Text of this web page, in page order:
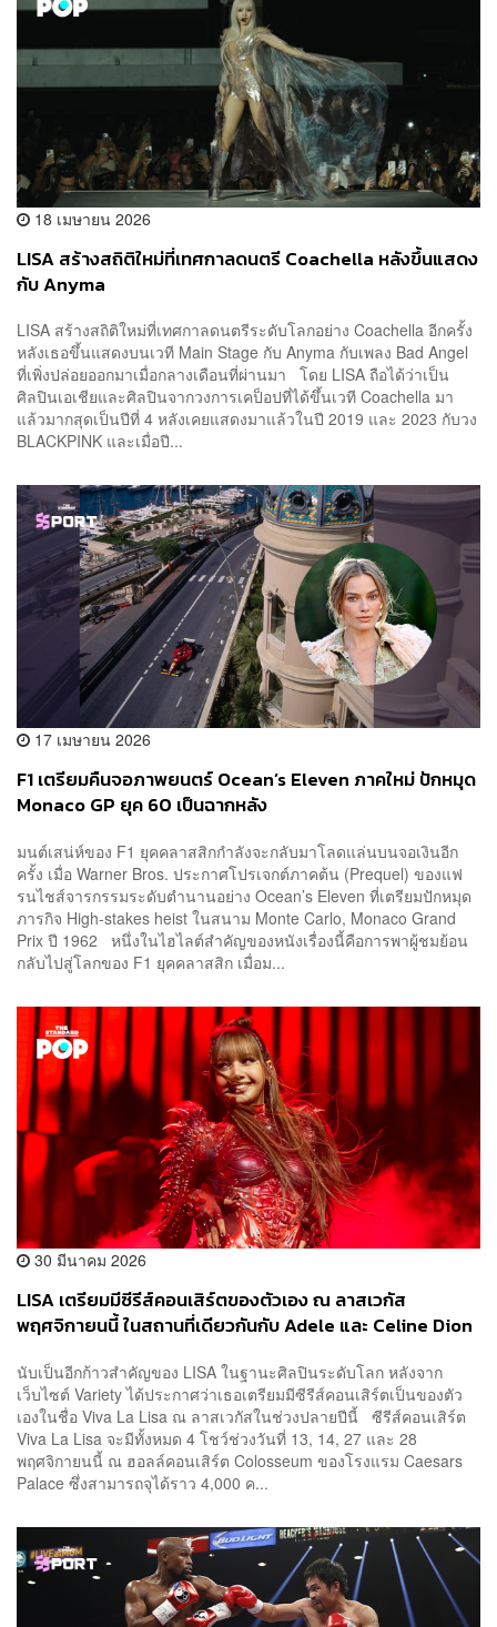
18 เมษายน 2026
LISA สร้างสถิติใหม่ที่เทศกาลดนตรี Coachella หลังขึ้นแสดง
กับ Anyma
LISA สร้างสถิติใหม่ที่เทศกาลดนตรีระดับโลกอย่าง Coachella อีกครั้ง
หลังเธอขึ้นแสดงบนเวที Main Stage กับ Anyma กับเพลง Bad Angel
ที่เพิ่งปล่อยออกมาเมื่อกลางเดือนที่ผ่านมา โดย LISA ถือได้ว่าเป็น
ศิลปินเอเชียและศิลปินจากวงการเคป็อปที่ได้ขึ้นเวที Coachella มา
แล้วมากสุดเป็นปีที่ 4 หลังเคยแสดงมาแล้วในปี 2019 และ 2023 กับวง
BLACKPINK และเมื่อปี...
17 เมษายน 2026
F1 เตรียมคืนจอภาพยนตร์ Ocean’s Eleven ภาคใหม่ ปักหมุด
Monaco GP ยุค 60 เป็นฉากหลัง
มนต์เสน่ห์ของ F1 ยุคคลาสสิกกำลังจะกลับมาโลดแล่นบนจอเงินอีก
ครั้ง เมื่อ Warner Bros. ประกาศโปรเจกต์ภาคต้น (Prequel) ของแฟ
รนไชส์จารกรรมระดับตำนานอย่าง Ocean’s Eleven ที่เตรียมปักหมุด
ภารกิจ High-stakes heist ในสนาม Monte Carlo, Monaco Grand
Prix ปี 1962 หนึ่งในไฮไลต์สำคัญของหนังเรื่องนี้คือการพาผู้ชมย้อน
กลับไปสู่โลกของ F1 ยุคคลาสสิก เมื่อม...
30 มีนาคม 2026
LISA เตรียมมีซีรีส์คอนเสิร์ตของตัวเอง ณ ลาสเวกัส
พฤศจิกายนนี้ ในสถานที่เดียวกันกับ Adele และ Celine Dion
นับเป็นอีกก้าวสำคัญของ LISA ในฐานะศิลปินระดับโลก หลังจาก
เว็บไซต์ Variety ได้ประกาศว่าเธอเตรียมมีซีรีส์คอนเสิร์ตเป็นของตัว
เองในชื่อ Viva La Lisa ณ ลาสเวกัสในช่วงปลายปีนี้ ซีรีส์คอนเสิร์ต
Viva La Lisa จะมีทั้งหมด 4 โชว์ช่วงวันที่ 13, 14, 27 และ 28
พฤศจิกายนนี้ ณ ฮอลล์คอนเสิร์ต Colosseum ของโรงแรม Caesars
Palace ซึ่งสามารถจุได้ราว 4,000 ค...